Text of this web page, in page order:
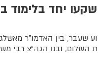
יחד בלימוד
שעבר, בין האדמו"ר מאשלג,
השלום, ובנו הגה"צ רבי